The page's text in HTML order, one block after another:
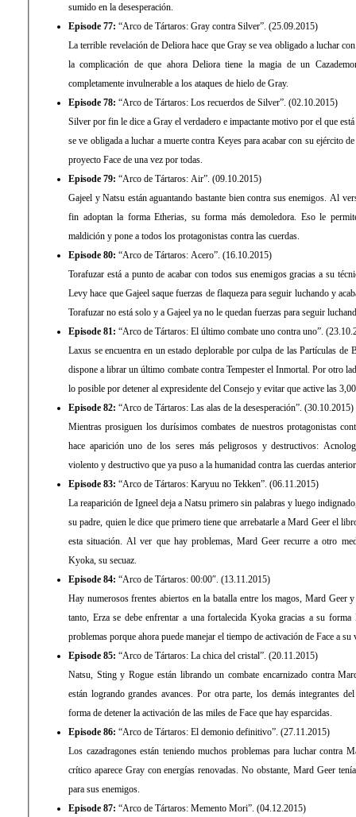
sumido en la desesperación.
Episode 77: “Arco de Tártaros: Gray contra Silver”. (25.09.2015)
La terrible revelación de Deliora hace que Gray se vea obligado a luchar
la complicación de que ahora Deliora tiene la magia de un
completamente invulnerable a los ataques de hielo de Gray.
Episode 78: “Arco de Tártaros: Los recuerdos de Silver”. (02.10.2015)
Silver por fin le dice a Gray el verdadero e impactante motivo por el que
se ve obligada a luchar a muerte contra Keyes para acabar con su ejército
proyecto Face de una vez por todas.
Episode 79: “Arco de Tártaros: Air”. (09.10.2015)
Gajeel y Natsu están aguantando bastante bien contra sus enemigos. Al
fin adoptan la forma Etherias, su forma más demoledora. Eso le
maldición y pone a todos los protagonistas contra las cuerdas.
Episode 80: “Arco de Tártaros: Acero”. (16.10.2015)
Torafuzar está a punto de acabar con todos sus enemigos gracias a su
Levy hace que Gajeel saque fuerzas de flaqueza para seguir luchando y
Torafuzar no está solo y a Gajeel ya no le quedan fuerzas para seguir
Episode 81: “Arco de Tártaros: El último combate uno contra uno”.
Laxus se encuentra en un estado deplorable por culpa de las Partículas de
dispone a librar un último combate contra Tempester el Inmortal. Por otro
lo posible por detener al expresidente del Consejo y evitar que active las
Episode 82: “Arco de Tártaros: Las alas de la desesperación”. (30.10.2015)
Mientras prosiguen los durísimos combates de nuestros protagonistas
hace aparición uno de los seres más peligrosos y destructivos:
violento y destructivo que ya puso a la humanidad contra las cuerdas
Episode 83: “Arco de Tártaros: Karyuu no Tekken”. (06.11.2015)
La reaparición de Igneel deja a Natsu primero sin palabras y luego
su padre, quien le dice que primero tiene que arrebatarle a Mard Geer el
esta situación. Al ver que hay problemas, Mard Geer recurre a otro
Kyoka, su secuaz.
Episode 84: “Arco de Tártaros: 00:00″. (13.11.2015)
Hay numerosos frentes abiertos en la batalla entre los magos, Mard Geer
tanto, Erza se debe enfrentar a una fortalecida Kyoka gracias a su
problemas porque ahora puede manejar el tiempo de activación de Face a su
Episode 85: “Arco de Tártaros: La chica del cristal”. (20.11.2015)
Natsu, Sting y Rogue están librando un combate encarnizado contra
están logrando grandes avances. Por otra parte, los demás integrantes
forma de detener la activación de las miles de Face que hay esparcidas.
Episode 86: “Arco de Tártaros: El demonio definitivo”. (27.11.2015)
Los cazadragones están teniendo muchos problemas para luchar contra
crítico aparece Gray con energías renovadas. No obstante, Mard Geer
para sus enemigos.
Episode 87: “Arco de Tártaros: Memento Mori”. (04.12.2015)